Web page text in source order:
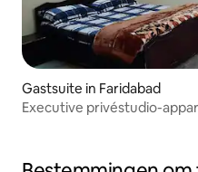
Gastsuite in Faridabad
Executive privéstudio-